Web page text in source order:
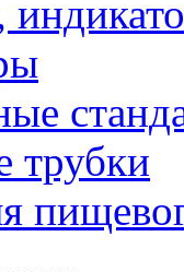
трубки